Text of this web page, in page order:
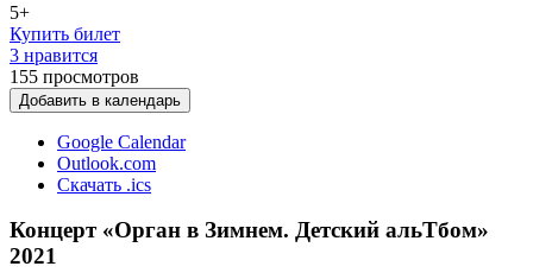
5+
Купить билет
3 нравится
155 просмотров
Добавить в календарь
Google Calendar
Outlook.com
Скачать .ics
Концерт «Орган в Зимнем. Детский альТбом»
2021